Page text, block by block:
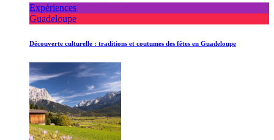
Expériences
Guadeloupe
Découverte culturelle : traditions et coutumes des fêtes en Guadeloupe